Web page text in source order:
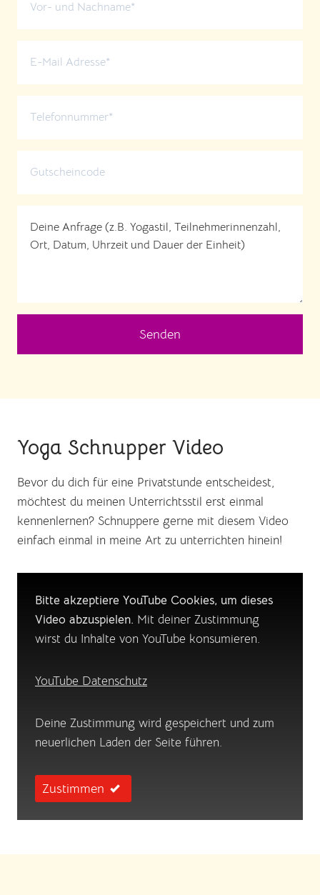
Senden
Yoga Schnupper Video
Bevor du dich für eine Privatstunde entscheidest,
möchtest du meinen Unterrichtsstil erst einmal
kennenlernen? Schnuppere gerne mit diesem Video
einfach einmal in meine Art zu unterrichten hinein!
Bitte akzeptiere YouTube Cookies, um dieses
Video abzuspielen. Mit deiner Zustimmung
wirst du Inhalte von YouTube konsumieren.
YouTube Datenschutz
Deine Zustimmung wird gespeichert und zum
neuerlichen Laden der Seite führen.
Zustimmen